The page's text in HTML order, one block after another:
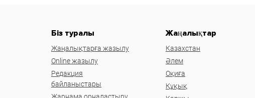
Біз туралы
Жаңалықтарға жазылу
Online жазылу
Редакция
байланыстары
Жаңалықтар
Казахстан
Әлем
Оқиға
Құқық